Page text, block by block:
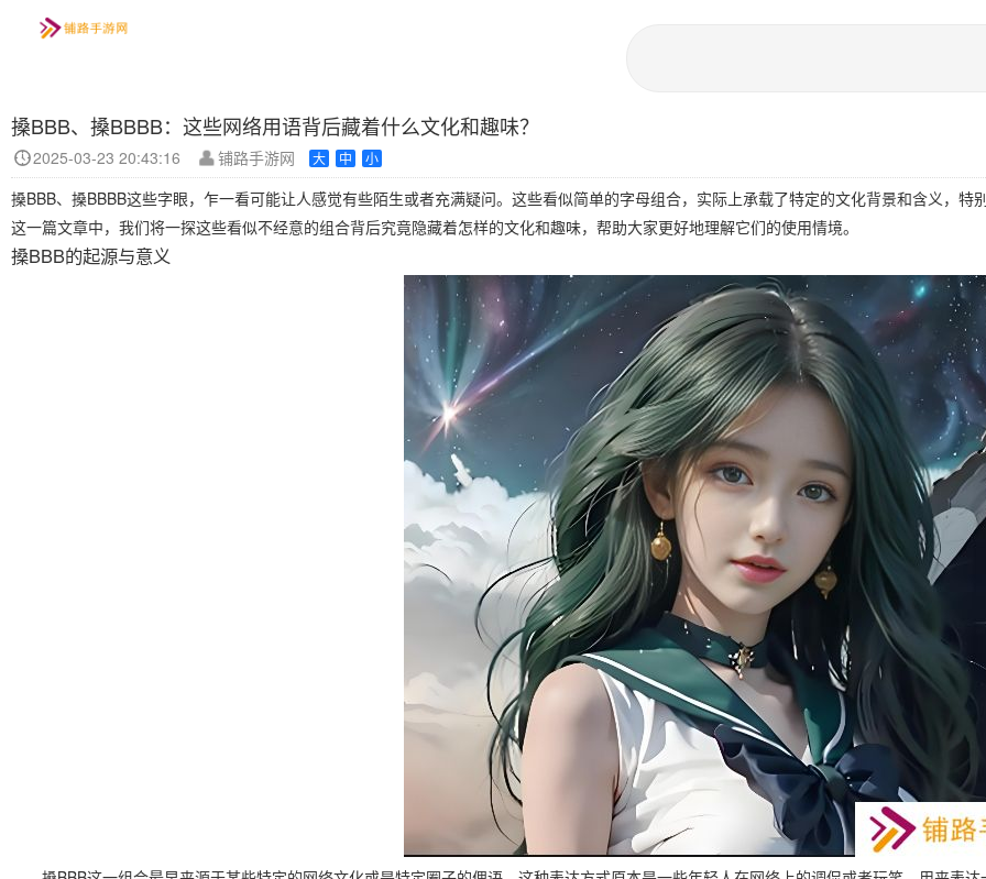
首页 手游 资讯 玩法
搡BBB、搡BBBB：这些网络用语背后藏着什么文化和趣味？
2025-03-23 20:43:16 铺路手游网 大 中 小
搡BBB、搡BBBB这些字眼，乍一看可能让人感觉有些陌生或者充满疑问。这些看似简单的字母组合，实际上承载了特定的文化背景和含义，
这一篇文章中，我们将一探这些看似不经意的组合背后究竟隐藏着怎样的文化和趣味，帮助大家更好地理解它们的使用情境。
搡BBB的起源与意义